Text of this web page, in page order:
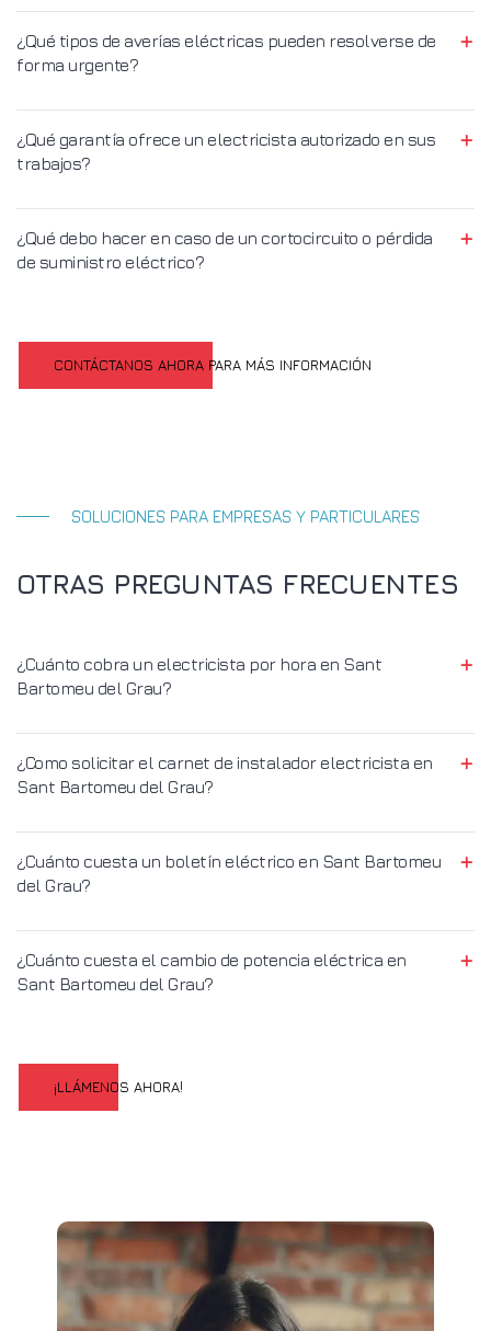
¿Qué tipos de averías eléctricas pueden resolverse de
forma urgente?
¿Qué garantía ofrece un electricista autorizado en sus
trabajos?
¿Qué debo hacer en caso de un cortocircuito o pérdida
de suministro eléctrico?
CONTÁCTANOS AHORA PARA MÁS INFORMACIÓN
SOLUCIONES PARA EMPRESAS Y PARTICULARES
OTRAS PREGUNTAS FRECUENTES
¿Cuánto cobra un electricista por hora en Sant
Bartomeu del Grau?
¿Como solicitar el carnet de instalador electricista en
Sant Bartomeu del Grau?
¿Cuánto cuesta un boletín eléctrico en Sant Bartomeu
del Grau?
¿Cuánto cuesta el cambio de potencia eléctrica en
Sant Bartomeu del Grau?
¡LLÁMENOS AHORA!